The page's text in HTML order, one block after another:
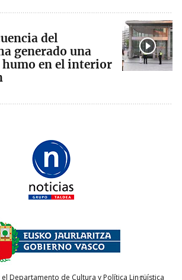
del
generado una
humo en el interior
Departamento de Cultura y Política Lingüística